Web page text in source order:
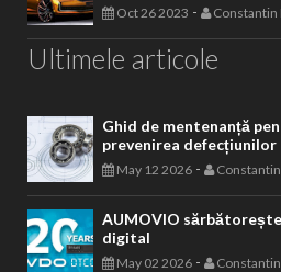
Oct 26 2023 - Constantin
Ultimele articole
Ghid de mentenanță
prevenirea
May 12 2026 -
AUMOVIO
digital
May 02 2026 -